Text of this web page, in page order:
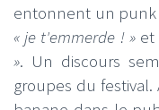
entonnent un
« je t'emmerde ! »et
». Un discours
groupes du